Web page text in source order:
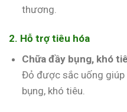
thương.
2. Hỗ trợ tiêu hóa
Chữa đầy bụng, khó
Đỏ được sắc uống giúp
bụng, khó tiêu.